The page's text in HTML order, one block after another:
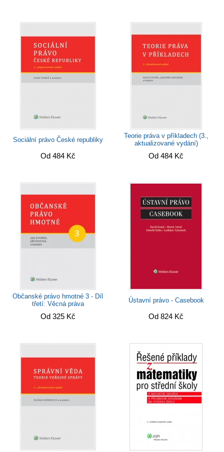
Sociální právo České republiky
Od 484 Kč
Teorie práva v příkladech (3.,
aktualizované vydání)
Od 484 Kč
Občanské právo hmotné 3 - Díl
třetí: Věcná práva
Od 325 Kč
Ústavní právo - Casebook
Od 824 Kč